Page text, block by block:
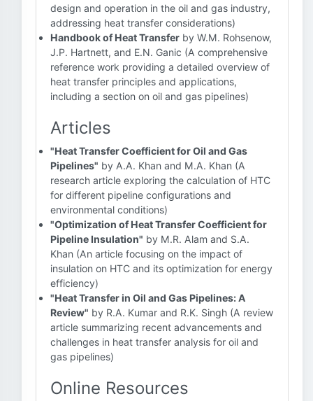
design and operation in the oil and gas industry,
addressing heat transfer considerations)
Handbook of Heat Transfer by W.M. Rohsenow,
J.P. Hartnett, and E.N. Ganic (A comprehensive
reference work providing a detailed overview of
heat transfer principles and applications,
including a section on oil and gas pipelines)
Articles
"Heat Transfer Coefficient for Oil and Gas
Pipelines" by A.A. Khan and M.A. Khan (A
research article exploring the calculation of HTC
for different pipeline configurations and
environmental conditions)
"Optimization of Heat Transfer Coefficient for
Pipeline Insulation" by M.R. Alam and S.A.
Khan (An article focusing on the impact of
insulation on HTC and its optimization for energy
efficiency)
"Heat Transfer in Oil and Gas Pipelines: A
Review" by R.A. Kumar and R.K. Singh (A review
article summarizing recent advancements and
challenges in heat transfer analysis for oil and
gas pipelines)
Online Resources